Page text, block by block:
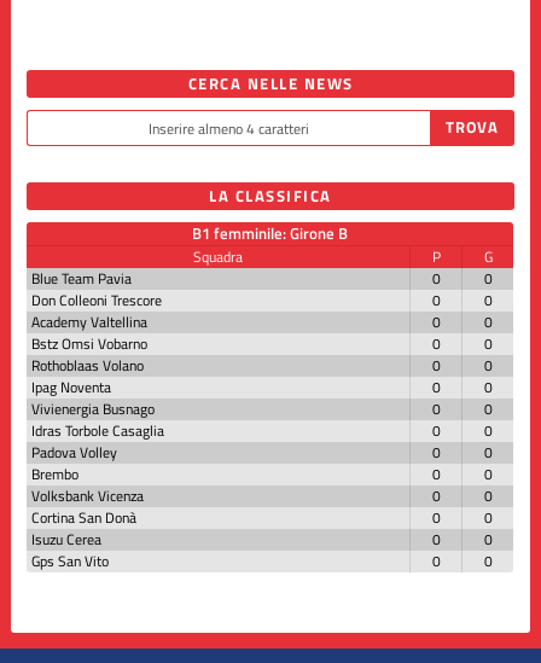
CERCA NELLE NEWS
LA CLASSIFICA
B1 femminile: Girone B
Squadra P
G
Blue Team Pavia
0
0
Don Colleoni Trescore
0
0
Academy Valtellina
0
0
Bstz Omsi Vobarno
0
0
Rothoblaas Volano
0
0
Ipag Noventa
0
0
Vivienergia Busnago
0
0
Idras Torbole Casaglia
0
0
Padova Volley
0
0
Brembo
0
0
Volksbank Vicenza
0
0
Cortina San Donà
0
0
Isuzu Cerea
0
0
Gps San Vito
0 0